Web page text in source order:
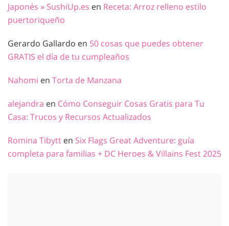
Japonés » SushiUp.es en Receta: Arroz relleno estilo
puertoriqueño
Gerardo Gallardo en 50 cosas que puedes obtener
GRATIS el día de tu cumpleaños
Nahomi en Torta de Manzana
alejandra en Cómo Conseguir Cosas Gratis para Tu
Casa: Trucos y Recursos Actualizados
Romina Tibytt en Six Flags Great Adventure: guía
completa para familias + DC Heroes & Villains Fest 2025